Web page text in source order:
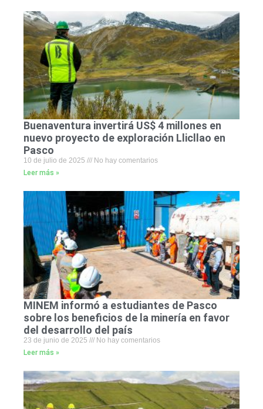
Buenaventura invertirá US$ 4 millones en
nuevo proyecto de exploración Llicllao en
Pasco
10 de julio de 2025
No hay comentarios
Leer más »
MINEM informó a estudiantes de Pasco
sobre los beneficios de la minería en favor
del desarrollo del país
23 de junio de 2025
No hay comentarios
Leer más »